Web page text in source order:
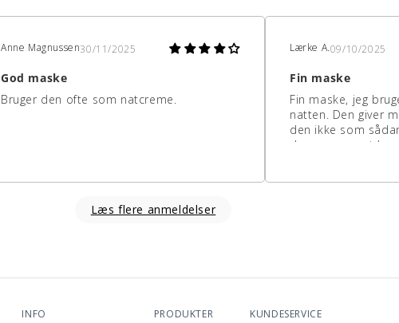
30/11/2025
Anne Magnussen
God maske
Bruger den ofte som natcreme.
09/10/2025
Lærke A.
Fin maske
Fin maske, jeg
natten. Den giver
den ikke som
den er mere et lag
Læs flere anmeldelser
INFO
PRODUKTER
KUNDESERVICE